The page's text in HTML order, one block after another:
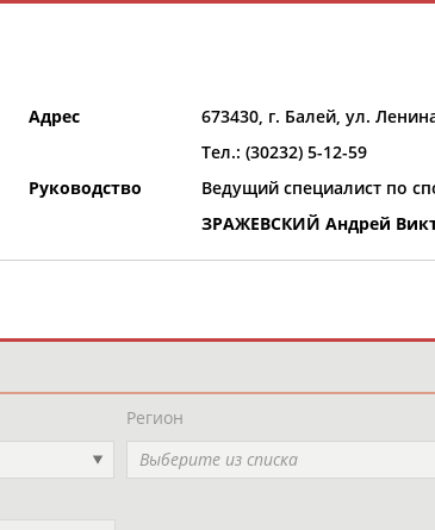
РЕСУРСНАЯ ПЛОЩАДКА
Регион
Выберите из списка
Адрес
673430, г. Балей, ул.
Тел.: (30232) 5-12-59
Руководство
Ведущий специалист по
ЗРАЖЕВСКИЙ Андрей